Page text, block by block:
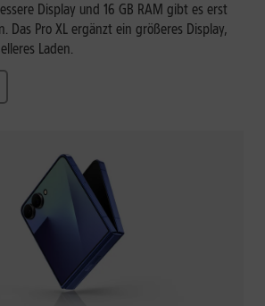
Display und 16 GB RAM gibt es erst
Das Pro XL ergänzt ein größeres Display,
Laden.